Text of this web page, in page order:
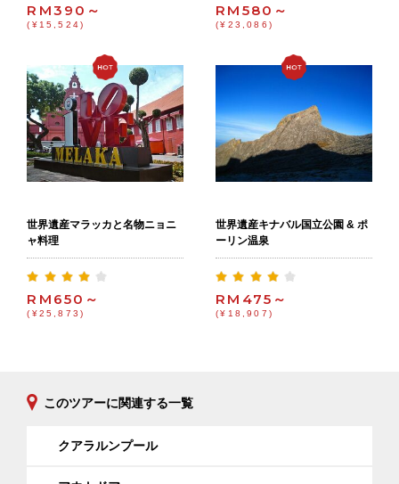
RM390～
(¥15,524)
RM580～
(¥23,086)
世界遺産マラッカと名物ニョニ
ャ料理
RM650～
(¥25,873)
世界遺産キナバル国立公園 & ポ
ーリン温泉
RM475～
(¥18,907)
このツアーに関連する一覧
クアラルンプール